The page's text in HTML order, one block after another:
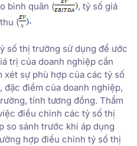
bình quân (
, tỷ số giá
(
số thị trường sử dụng để ước
trị của doanh nghiệp cần
xét sự phù hợp của các tỷ số
điểm của doanh nghiệp,
tính tương đồng. Thẩm
điều chỉnh các tỷ số thị
so sánh trước khi áp dụng
hợp điều chỉnh tỷ số thị